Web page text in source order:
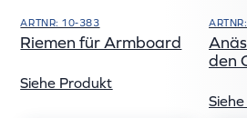
ARTNR: 10-383
Riemen für Armboard
Siehe Produkt
den